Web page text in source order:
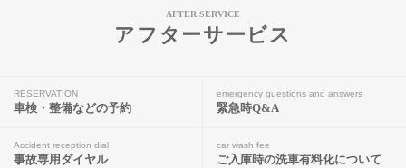
AFTER SERVICE
アフターサービス
RESERVATION
車検・整備などの予約
emergency questions and answers
緊急時Q&A
Accident reception dial
事故専用ダイヤル
car wash fee
ご入庫時の洗車有料化について